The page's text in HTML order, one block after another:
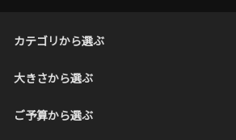
カテゴリから選ぶ
大きさから選ぶ
ご予算から選ぶ